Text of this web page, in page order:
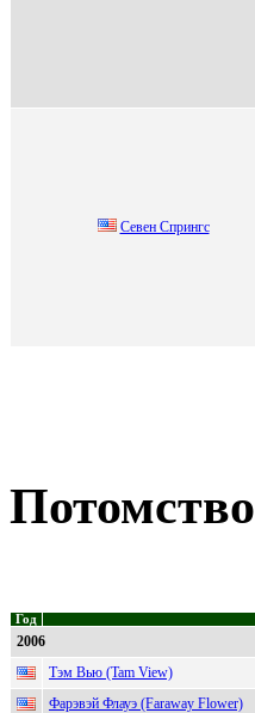
Ceвeн Cпрингc
Потомство
Год
2006
Тэм Вью (Tam View)
Фарэвэй Флауэ (Faraway Flower)